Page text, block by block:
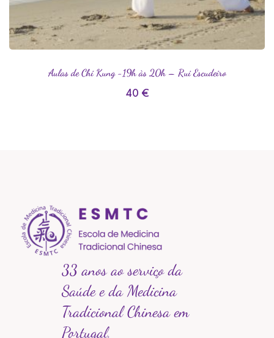
Aulas de Chi Kung -19h às 20h – Rui Escudeiro
40 €
33 anos ao serviço da
Saúde e da Medicina
Tradicional Chinesa em
Portugal.